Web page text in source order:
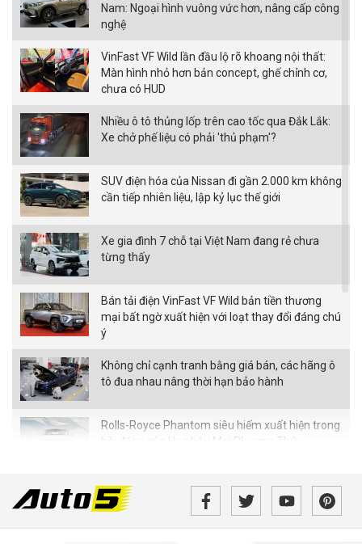
Nam: Ngoại hình vuông vức hơn, nâng cấp công
nghệ
VinFast VF Wild lần đầu lộ rõ khoang nội thất:
Màn hình nhỏ hơn bản concept, ghế chỉnh cơ,
chưa có HUD
Nhiều ô tô thủng lốp trên cao tốc qua Đắk Lắk:
Xe chở phế liệu có phải 'thủ phạm'?
SUV điện hóa của Nissan đi gần 2.000 km không
cần tiếp nhiên liệu, lập kỷ lục thế giới
Xe gia đình 7 chỗ tại Việt Nam đang rẻ chưa
từng thấy
Bán tải điện VinFast VF Wild bản tiền thương
mại bất ngờ xuất hiện với loạt thay đổi đáng chú
ý
Không chỉ cạnh tranh bằng giá bán, các hãng ô
tô đua nhau nâng thời hạn bảo hành
Rolls-Royce Phantom siêu hiếm xuất hiện trong
bài đăng của Hoa hậu Mai Phương Thúy
Từ tháng 8/2026, loạt quy định mới về giao
thông người dân cần biết